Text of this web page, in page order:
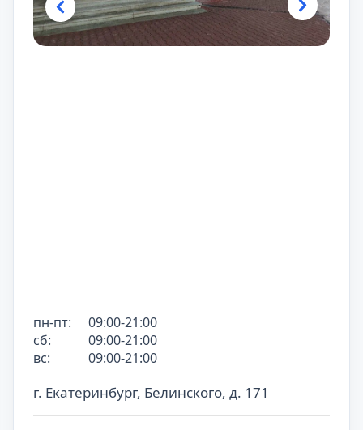
г. Екатеринбург, Белинского, д. 171
пн-пт:
09:00-21:00
сб:
09:00-21:00
вс:
09:00-21:00